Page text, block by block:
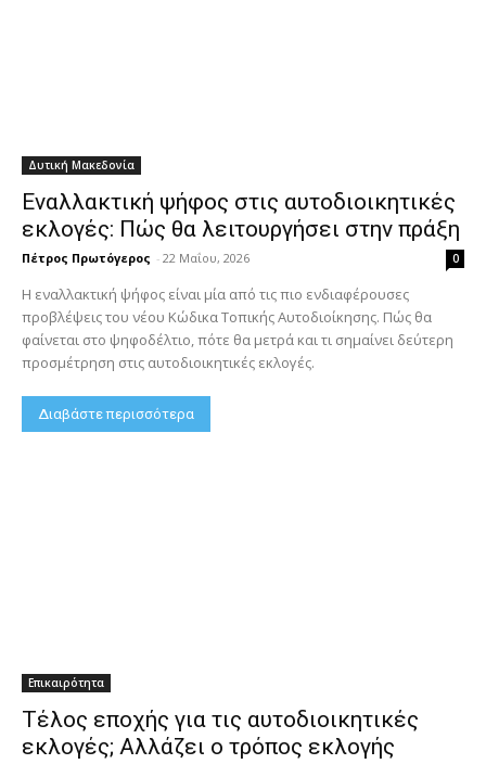
Δυτική Μακεδονία
Εναλλακτική ψήφος στις αυτοδιοικητικές
εκλογές: Πώς θα λειτουργήσει στην πράξη
Πέτρος Πρωτόγερος - 22 Μαΐου, 2026 0
Η εναλλακτική ψήφος είναι μία από τις πιο ενδιαφέρουσες
προβλέψεις του νέου Κώδικα Τοπικής Αυτοδιοίκησης. Πώς θα
φαίνεται στο ψηφοδέλτιο, πότε θα μετρά και τι σημαίνει δεύτερη
προσμέτρηση στις αυτοδιοικητικές εκλογές.
Διαβάστε περισσότερα
Επικαιρότητα
Τέλος εποχής για τις αυτοδιοικητικές
εκλογές; Αλλάζει ο τρόπος εκλογής